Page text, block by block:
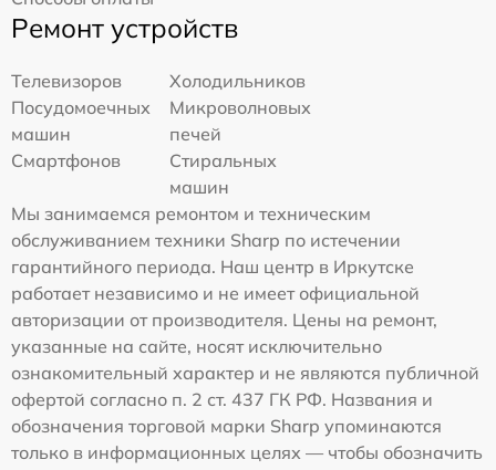
Ремонт устройств
Телевизоров
Холодильников
Посудомоечных
машин
Микроволновых
печей
Смартфонов
Стиральных
машин
Мы занимаемся ремонтом и техническим
обслуживанием техники Sharp по истечении
гарантийного периода. Наш центр в Иркутске
работает независимо и не имеет официальной
авторизации от производителя. Цены на ремонт,
указанные на сайте, носят исключительно
ознакомительный характер и не являются публичной
офертой согласно п. 2 ст. 437 ГК РФ. Названия и
обозначения торговой марки Sharp упоминаются
только в информационных целях — чтобы обозначить